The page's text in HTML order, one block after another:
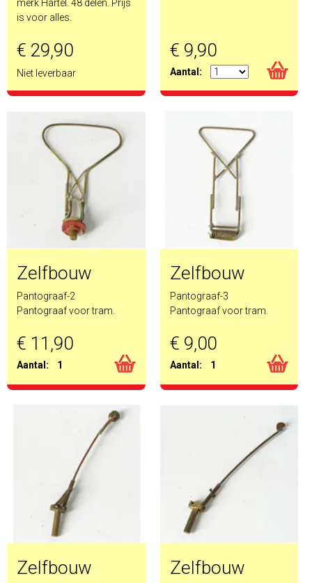
merk Hartel. 48 delen. Prijs
is voor alles.
€ 29,90
Niet leverbaar
€ 9,90
Aantal:
Zelfbouw
Pantograaf-2
Pantograaf voor tram.
€ 11,90
Aantal: 1
Zelfbouw
Pantograaf-3
Pantograaf voor tram.
€ 9,00
Aantal: 1
Zelfbouw Zelfbouw